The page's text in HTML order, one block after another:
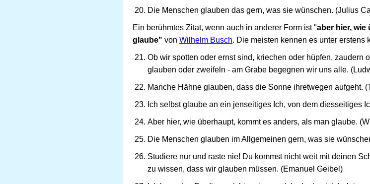
Die Menschen glauben das gern, was sie wünschen. (Julius
Ein berühmtes Zitat, wenn auch in anderer Form ist "aber hier, wie
glaube" von Wilhelm Busch. Die meisten kennen es unter erstens
Ob wir spotten oder ernst sind, kriechen oder hüpfen, zaudern
glauben oder zweifeln - am Grabe begegnen wir uns alle.
Manche Hähne glauben, dass die Sonne ihretwegen aufgeht.
Ich selbst glaube an ein jenseitiges Ich, von dem diesseitiges
Aber hier, wie überhaupt, kommt es anders, als man glaube.
Die Menschen glauben im Allgemeinen gern, was sie
Studiere nur und raste nie! Du kommst nicht weit mit deinen
zu wissen, dass wir glauben müssen. (Emanuel Geibel)